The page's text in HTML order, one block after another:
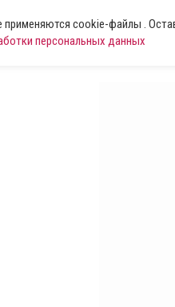
cookie-файлы .
персональных данных